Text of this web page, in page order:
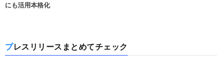
にも活用本格化
プレスリリースまとめてチェック